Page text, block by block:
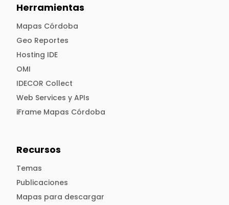
Herramientas
Mapas Córdoba
Geo Reportes
Hosting IDE
OMI
IDECOR Collect
Web Services y APIs
iFrame Mapas Córdoba
Recursos
Temas
Publicaciones
Mapas para descargar